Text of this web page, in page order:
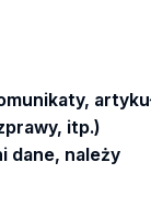
itp.)
dane, należy